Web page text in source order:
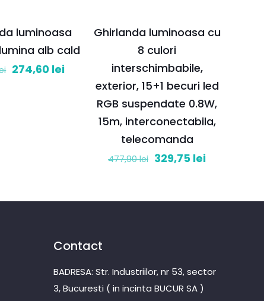
luminoasa
alb cald
Prețul
274,60 leiPrețul
curent
274,60 lei.
Ghirlanda luminoasa cu
8 culori
interschimbabile,
exterior, 15+1 becuri led
RGB suspendate 0.8W,
15m, interconectabila,
telecomanda
477,90lei Prețul
329,75 leiPrețul
Contact
BADRESA: Str. Industriilor, nr 53, sector
3, Bucuresti ( in incinta BUCUR SA )